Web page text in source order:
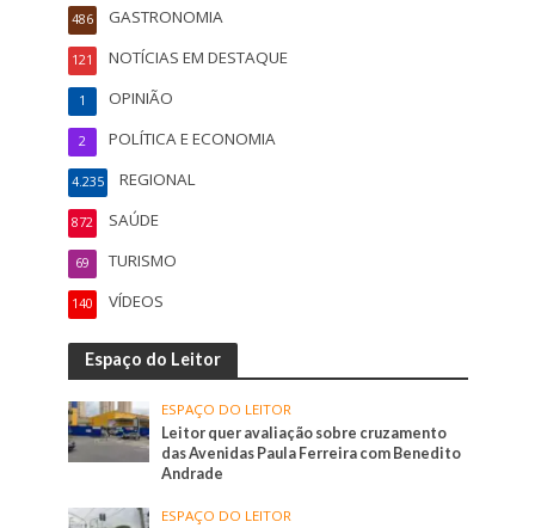
GASTRONOMIA
486
NOTÍCIAS EM DESTAQUE
121
OPINIÃO
1
POLÍTICA E ECONOMIA
2
REGIONAL
4.235
SAÚDE
872
TURISMO
69
VÍDEOS
140
Espaço do Leitor
ESPAÇO DO LEITOR
Leitor quer avaliação sobre cruzamento
das Avenidas Paula Ferreira com Benedito
Andrade
ESPAÇO DO LEITOR